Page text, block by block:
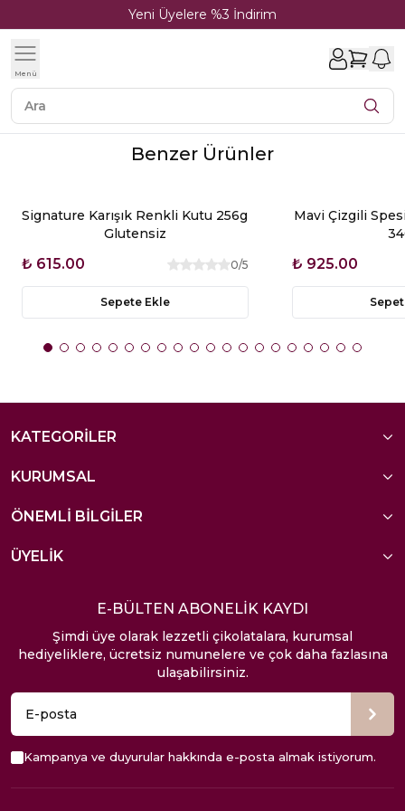
Yeni Üyelere %3 İndirim
Menü
Benzer Ürünler
Signature Karışık Renkli Kutu 256g
Glutensiz
₺ 615.00 0/5
Sepete Ekle
Mavi Çizgili
₺ 925.00
KATEGORİLER
KURUMSAL
ÖNEMLİ BİLGİLER
ÜYELİK
E-BÜLTEN ABONELİK KAYDI
Şimdi üye olarak lezzetli çikolatalara, kurumsal
hediyeliklere, ücretsiz numunelere ve çok daha fazlasına
ulaşabilirsiniz.
Kampanya ve duyurular hakkında e-posta almak istiyorum.